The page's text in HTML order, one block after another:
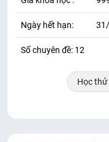
Ngày hết hạn:
Số chuyên đề: 12
Học thử